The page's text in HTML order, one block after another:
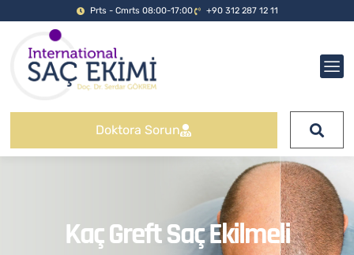
Prts - Cmrts 08:00-17:00 +90 312 287 12 11
Doktora Sorun
Kaç Greft Saç Ekilmeli